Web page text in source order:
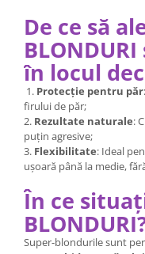
De ce să
BLONDURI
în locul
1. Protecție pentru păr
firului de păr;
2. Rezultate naturale:
puțin agresive;
3. Flexibilitate: Ideal
ușoară până la medie,
În ce
Super-blondurile sunt